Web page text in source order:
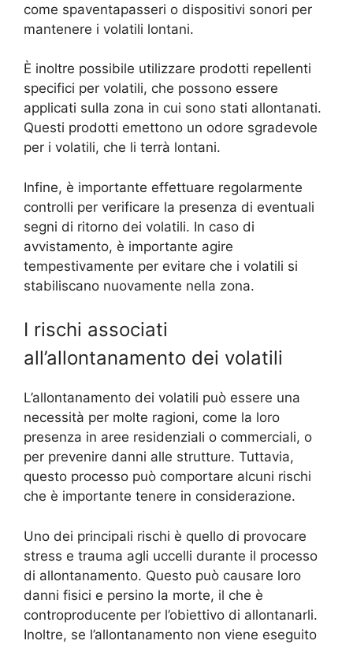
come spaventapasseri o dispositivi sonori per
mantenere i volatili lontani.
È inoltre possibile utilizzare prodotti repellenti
specifici per volatili, che possono essere
applicati sulla zona in cui sono stati allontanati.
Questi prodotti emettono un odore sgradevole
per i volatili, che li terrà lontani.
Infine, è importante effettuare regolarmente
controlli per verificare la presenza di eventuali
segni di ritorno dei volatili. In caso di
avvistamento, è importante agire
tempestivamente per evitare che i volatili si
stabiliscano nuovamente nella zona.
I rischi associati
all’allontanamento dei volatili
L’allontanamento dei volatili può essere una
necessità per molte ragioni, come la loro
presenza in aree residenziali o commerciali, o
per prevenire danni alle strutture. Tuttavia,
questo processo può comportare alcuni rischi
che è importante tenere in considerazione.
Uno dei principali rischi è quello di provocare
stress e trauma agli uccelli durante il processo
di allontanamento. Questo può causare loro
danni fisici e persino la morte, il che è
controproducente per l’obiettivo di allontanarli.
Inoltre, se l’allontanamento non viene eseguito